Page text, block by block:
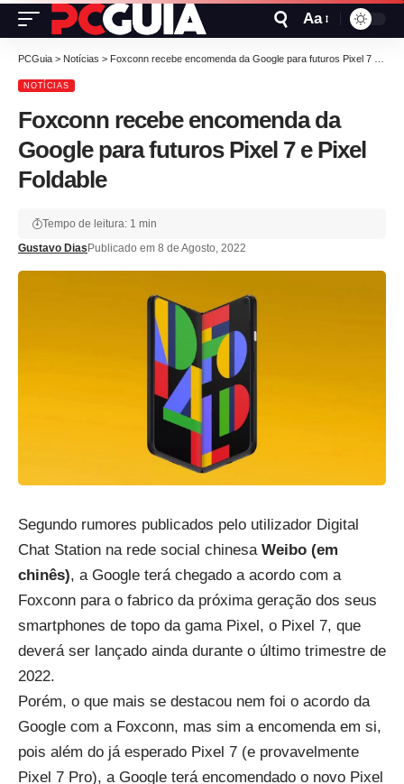
Aa
PCGuia > Notícias > Foxconn recebe encomenda da Google para futuros Pixel 7 e Pixel Foldable
NOTÍCIAS
Foxconn recebe encomenda da
Google para futuros Pixel 7 e Pixel
Foldable
Gustavo Dias Publicado em 8 de Agosto, 2022
Tempo de leitura: 1 min
Segundo rumores publicados pelo utilizador Digital
Chat Station na rede social chinesa Weibo (em
chinês), a Google terá chegado a acordo com a
Foxconn para o fabrico da próxima geração dos seus
smartphones de topo da gama Pixel, o Pixel 7, que
deverá ser lançado ainda durante o último trimestre de
2022.
Porém, o que mais se destacou nem foi o acordo da
Google com a Foxconn, mas sim a encomenda em si,
pois além do já esperado Pixel 7 (e provavelmente
Pixel 7 Pro), a Google terá encomendado o novo Pixel